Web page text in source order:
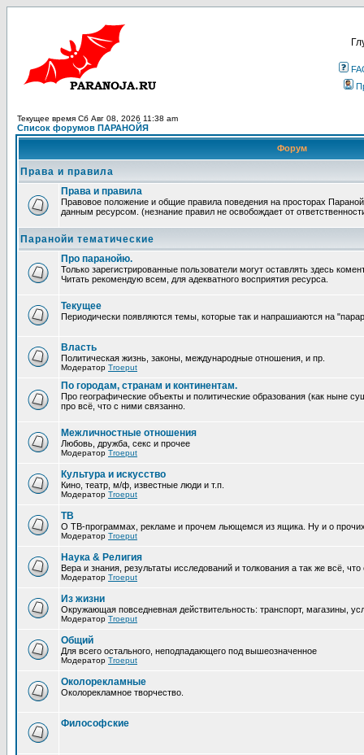
Текущее время Сб Авг 08, 2026 11:38 am
Список форумов ПАРАНОЙЯ
Форум
Права и правила
Права и правила
Правовое положение и общие правила поведения на просторах
данным ресурсом. (незнание правил не освобождает от
Паранойи тематические
Про паранойю.
Только зарегистрированные пользователи могут оставлять здесь
Читать рекомендую всем, для адекватного восприятия ресурса.
Текущее
Периодически появляются темы, которые так и напрашиаются на
Власть
Политическая жизнь, законы, международные отношения, и пр.
Модератор Troeput
По городам, странам и континентам.
Про географические объекты и политические образования (как ныне
про всё, что с ними связанно.
Межличностные отношения
Любовь, дружба, секс и прочее
Модератор Troeput
Культура и искусство
Кино, театр, м/ф, известные люди и т.п.
Модератор Troeput
ТВ
О ТВ-программах, рекламе и прочем льющемся из ящика. Ну и о
Модератор Troeput
Наука & Религия
Вера и знания, результаты исследований и толкования а так же всё,
Модератор Troeput
Из жизни
Окружающая повседневная действительность: транспорт, магазины,
Модератор Troeput
Общий
Для всего остального, неподпадающего под вышеозначенное
Модератор Troeput
Околорекламные
Околорекламное творчество.
Философские